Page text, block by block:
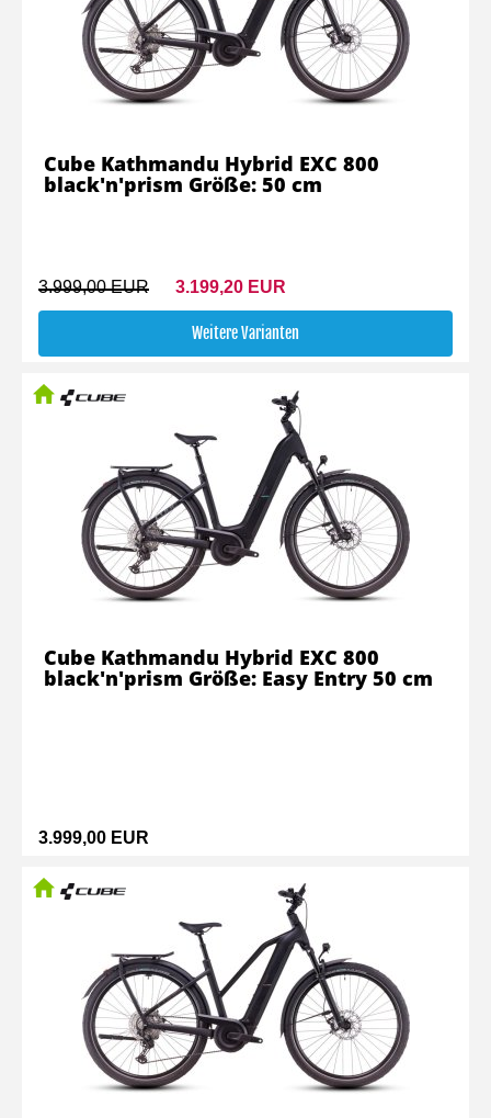
3.999,00 EUR 3.199,20 EUR
Weitere Varianten
Cube Kathmandu Hybrid EXC 800
black'n'prism Größe: 50 cm
3.999,00 EUR
Cube Kathmandu Hybrid EXC 800
black'n'prism Größe: Easy Entry 50 cm